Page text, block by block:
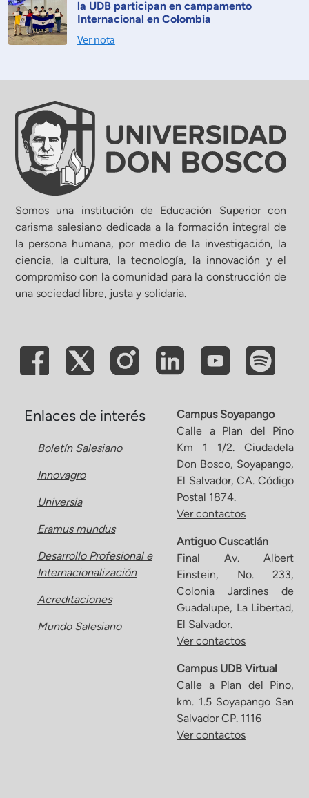
la UDB participan en campamento
Internacional en Colombia
Ver nota
Somos una institución de Educación Superior con
carisma salesiano dedicada a la formación integral de
la persona humana, por medio de la investigación, la
ciencia, la cultura, la tecnología, la innovación y el
compromiso con la comunidad para la construcción de
una sociedad libre, justa y solidaria.
Enlaces de interés
Boletín Salesiano
Innovagro
Universia
Eramus mundus
Desarrollo Profesional e
Internacionalización
Acreditaciones
Mundo Salesiano
Campus Soyapango
Calle a Plan del Pino
Km 1 1/2. Ciudadela
Don Bosco, Soyapango,
El Salvador, CA. Código
Postal 1874.
Ver contactos
Antiguo Cuscatlán
Final Av. Albert
Einstein, No. 233,
Colonia Jardines de
Guadalupe, La Libertad,
El Salvador.
Ver contactos
Campus UDB Virtual
Calle a Plan del Pino,
km. 1.5 Soyapango San
Salvador CP. 1116
Ver contactos